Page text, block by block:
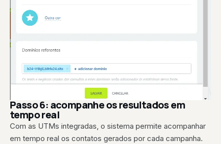
Passo 6: acompanhe os resultados em
tempo real
Com as UTMs integradas, o sistema permite acompanhar
em tempo real os contatos gerados por cada campanha.